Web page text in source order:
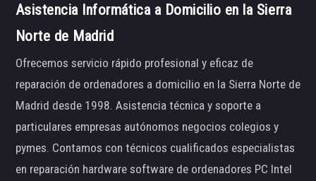
Asistencia Informática a Domicilio en la Sierra
Norte de Madrid
Ofrecemos servicio rápido profesional y eficaz de
reparación de ordenadores a domicilio en la Sierra Norte de
Madrid desde 1998. Asistencia técnica y soporte a
particulares empresas autónomos negocios colegios y
pymes. Contamos con técnicos cualificados especialistas
en reparación hardware software de ordenadores PC Intel